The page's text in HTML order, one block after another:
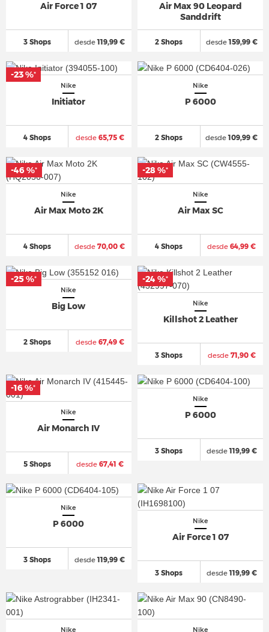
Air Force 1 07
3 Shops desde119,99 €
Air Max 90 Leopard
Sanddrift
2 Shops desde159,99 €
Nike
Initiator
4 Shops desde65,75 €
-23 %*
Nike
P 6000
2 Shops desde109,99 €
Nike
Air Max Moto 2K
4 Shops desde 70,00 €
-46 %*
Nike
Air Max SC
4 Shops desde 64,99 €
-28 %*
Nike
Big Low
2 Shops desde67,49 €
-25 %*
Nike
Killshot 2 Leather
3 Shops desde71,90 €
-24 %*
Nike
Air Monarch IV
5 Shops desde67,41 €
-16 %*
Nike
P 6000
3 Shops desde119,99 €
Nike
P 6000
3 Shops desde119,99 €
Nike
Air Force 1 07
3 Shops desde119,99 €
Nike Nike